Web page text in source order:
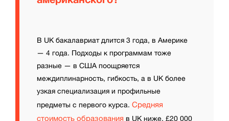
В UK бакалавриат длится 3 года, в Америке
— 4 года. Подходы к программам тоже
разные — в США поощряется
междиплинарность, гибкость, а в UK более
узкая специализация и профильные
предметы с первого курса. Средняя
стоимость образования в UK ниже, £20 000